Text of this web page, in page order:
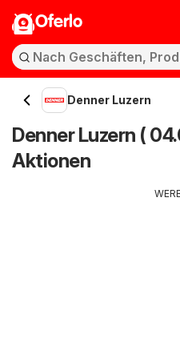
Oferlo
Denner Luzern
Denner Luzern (
Aktionen